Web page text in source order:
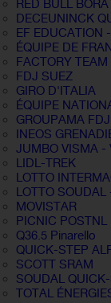
RED BULL
DECEUNINCK
EF EDUCATION
ÉQUIPE DE
FACTORY TEAM
FDJ SUEZ
GIRO D'ITALIA
ÉQUIPE
GROUPAMA FDJ
INEOS
JUMBO VISMA -
LIDL-TREK
LOTTO
LOTTO SOUDAL
MOVISTAR
PICNIC POSTNL
Q36.5 Pinarello
QUICK-STEP
SCOTT SRAM
SOUDAL
TOTAL